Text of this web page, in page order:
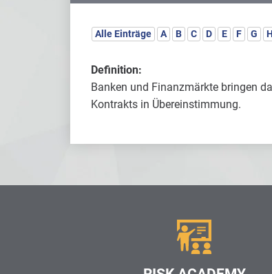
Alle Einträge A B C D E F G H
Definition:
Banken und Finanzmärkte bringen
Kontrakts in Übereinstimmung.